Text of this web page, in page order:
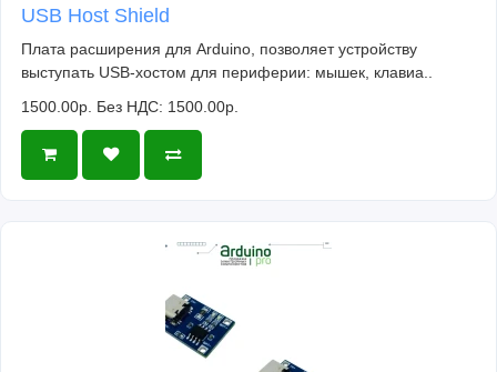
USB Host Shield
Плата расширения для Arduino, позволяет устройству
выступать USB-хостом для периферии: мышек, клавиа..
1500.00р. Без НДС: 1500.00р.